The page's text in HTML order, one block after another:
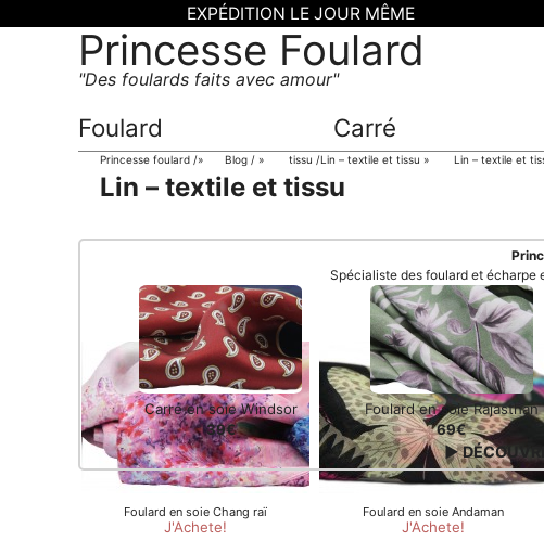
Princesse Foulard
Des foulards faits avec amour
Foulard Carré
Princesse foulard » Blog » tissu Lin – textile et tissu » Lin – textile et
Lin – textile et tissu
Spécialiste des foulard et écharpe
Carré en soie Windsor
39€
Foulard en soie Rajasthan
69€
▶
EXPÉDITION LE JOUR MÊME